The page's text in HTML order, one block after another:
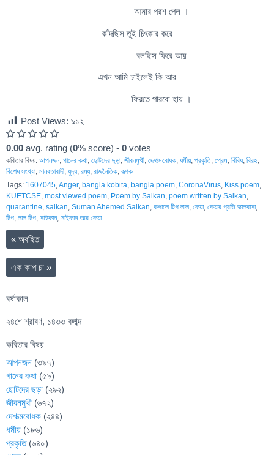
আমার পরশ পেল ।
কাঁদছিস তুই চিৎকার করে
বলছিস ফিরে আয়
এখন আমি চাইলেই কি আর
ফিরতে পারবো হায় ।
Post Views: ৯১২
0.00 avg. rating (0% score) - 0 votes
কবিতার বিষয়: আপনজন, গানের কথা, ছোটদের ছড়া, জীবনমুখী, দেশাত্মবোধক, ধর্মীয়, প্রকৃতি, প্রেম, বিবিধ, বিরহ,
বিশেষ সংখ্যা, মানবতাবাদী, যুদ্ধ, রম্য, রাজনৈতিক,রূপক
Tags: 1607045 Anger, bangla kobita bangla poem CoronaVirus Kiss poem
KUETCSE most viewed poem Poem by Saikan poem written by Saikan
quarantine saikan Suman Ahemed Saikan কপালে টিপ লাল কেয়া, কেয়ার প্রতি ভালবাসা,
টিপ লাল টিপ সাইকান, সাইকান আর কেয়া
« অবহিত
এক কাপ চা »
বর্ষাকাল
২৪শে শ্রাবণ, ১৪৩৩ বঙ্গাব্দ
কবিতার বিষয়
আপনজন (৩৯৭)
গানের কথা (৫৯)
ছোটদের ছড়া (২৯২)
জীবনমুখী (৬৭২)
দেশাত্মবোধক (২৪৪)
ধর্মীয় (১৮৬)
প্রকৃতি(৬৪০)